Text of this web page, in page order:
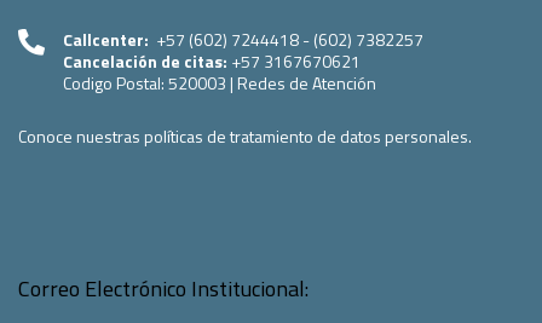
Callcenter: +57 (602) 7244418 - (602) 7382257
Cancelación de citas: +57 3167670621
Codigo Postal:520003 | Redes de Atención
Conoce nuestras políticas de tratamiento de datos personales.
Correo Electrónico Institucional: